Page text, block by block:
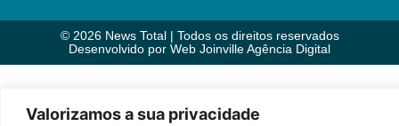
Valorizamos a sua privacidade
© 2026 News Total | Todos os direitos reservados
Desenvolvido por Web Joinville Agência Digital